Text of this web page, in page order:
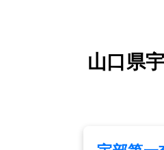
山口県